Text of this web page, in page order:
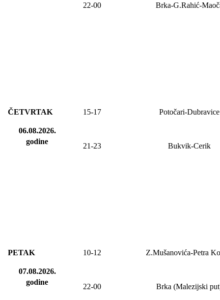
22-00 Brka-G.Rahić-
ČETVRTAK
06.08.2026.
godine
15-17 Potočari-Dubravice
21-23 Bukvik-Cerik
PETAK
07.08.2026.
godine
10-12 Z.Mušanovića-Petra
22-00 Brka (Malezijski